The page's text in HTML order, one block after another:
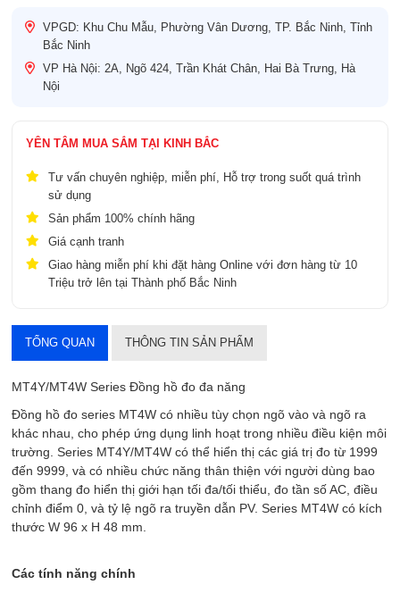
VPGD: Khu Chu Mẫu, Phường Vân Dương, TP. Bắc Ninh, Tỉnh
Bắc Ninh
VP Hà Nội: 2A, Ngõ 424, Trần Khát Chân, Hai Bà Trưng, Hà
Nội
YÊN TÂM MUA SẮM TẠI KINH BẮC
Tư vấn chuyên nghiệp, miễn phí, Hỗ trợ trong suốt quá trình
sử dụng
Sản phẩm 100% chính hãng
Giá cạnh tranh
Giao hàng miễn phí khi đặt hàng Online với đơn hàng từ 10
Triệu trở lên tại Thành phố Bắc Ninh
TỔNG QUAN THÔNG TIN SẢN PHẨM
MT4Y/MT4W Series Đồng hồ đo đa năng
Đồng hồ đo series MT4W có nhiều tùy chọn ngõ vào và ngõ ra
khác nhau, cho phép ứng dụng linh hoạt trong nhiều điều kiện môi
trường. Series MT4Y/MT4W có thể hiển thị các giá trị đo từ 1999
đến 9999, và có nhiều chức năng thân thiện với người dùng bao
gồm thang đo hiển thị giới hạn tối đa/tối thiểu, đo tần số AC, điều
chỉnh điểm 0, và tỷ lệ ngõ ra truyền dẫn PV. Series MT4W có kích
thước W 96 x H 48 mm.
Các tính năng chính